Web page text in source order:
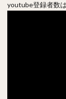
youtube登録者数